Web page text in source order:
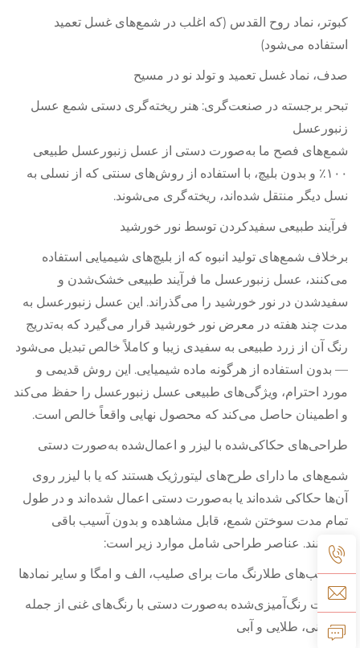
کبوتر، نماد روح القدس (که اغلب در شمع‌های غسل تعمید
استفاده می‌شود)
صدف، نماد غسل تعمید و تولد نو در مسیح
تبحر برجسته در صنعت‌گری: هنر ریخته‌گری دستی شمع عسل
زنبورعسل
شمع‌های فصح ما به‌صورت دستی از عسل زنبورعسل طبیعی
۱۰۰٪ و بدون بلیچ، با استفاده از روش‌های سنتی که از نسلی به
نسل دیگر منتقل شده‌اند، ریخته‌گری می‌شوند.
فرآیند طبیعی سفیدکردن توسط نور خورشید
برخلاف شمع‌های تولید انبوه که از بلیچ‌های شیمیایی استفاده
می‌کنند، عسل زنبورعسل ما فرآیند طبیعی خشک‌شدن و
سفیدشدن در نور خورشید را می‌گذراند. این عسل زنبورعسل به
مدت چند هفته در معرض نور خورشید قرار می‌گیرد که به‌تدریج
رنگ آن از زرد طبیعی به سفیدی زیبا و کاملاً خالص تبدیل می‌شود
— بدون استفاده از هرگونه ماده شیمیایی. این روش قدیمی و
مورد احترام، ویژگی‌های طبیعی عسل زنبورعسل را حفظ می‌کند
و اطمینان حاصل می‌کند که محصول نهایی واقعاً خالص است.
طراحی‌های حکاکی‌شده با لیزر و اعمال‌شده به‌صورت دستی
شمع‌های ما دارای طرح‌های لیتورژیک هستند که یا با لیزر روی
آن‌ها حکاکی شده‌اند یا به‌صورت دستی اعمال شده‌اند و در طول
تمام مدت سوختن شمع، قابل مشاهده و بدون آسیب باقی
می‌مانند. عناصر طراحی شامل موارد زیر است:
برچسب‌های طلا‌رنگ مات برای صلیب، الف و امگا و سایر نمادها
تزئینات رنگ‌آمیزی‌شده به‌صورت دستی با رنگ‌های غنی از جمله
рубینی، طلایی و آبی